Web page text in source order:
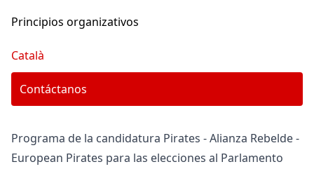
Principios organizativos
Català
Contáctanos
Programa de la candidatura Pirates - Alianza Rebelde -
European Pirates para las elecciones al Parlamento